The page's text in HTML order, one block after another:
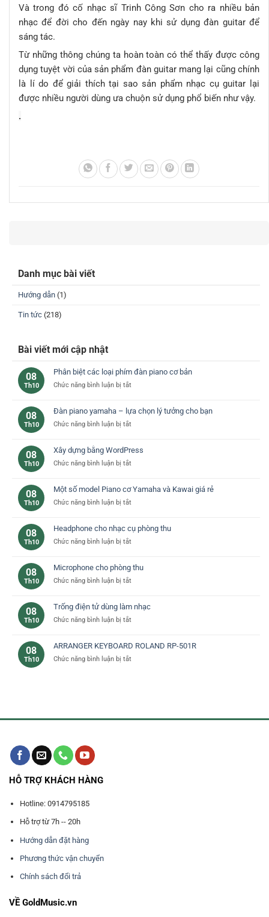
Và trong đó cố nhạc sĩ Trinh Công Sơn cho ra nhiều bản
nhạc để đời cho đến ngày nay khi sử dụng đàn guitar để
sáng tác.
Từ những thông chúng ta hoàn toàn có thể thấy được công
dụng tuyệt vời của sản phẩm đàn guitar mang lại cũng chính
là lí do để giải thích tại sao sản phẩm nhạc cụ guitar lại
được nhiều người dùng ưa chuộn sử dụng phổ biến như vậy.
.
Danh mục bài viết
Hướng dẫn (1)
Tin tức (218)
Bài viết mới cập nhật
08
Th10
Phân biệt các loại phím đàn piano cơ bản
Chức năng bình luận bị tắtở
các
loại
cơ
08
Th10
Đàn piano yamaha – lựa chọn lý tưởng cho bạn
Chức năng bình luận bị tắtở
yamaha
–
chọn
tưởng
bạn
08
Th10
Xây dựng bằng WordPress
Chức năng bình luận bị tắtở
bằng
WordPress
08
Th10
Một số model Piano cơ Yamaha và Kawai giá rẻ
Chức năng bình luận bị tắtở
model
Piano
Yamaha
Kawai
rẻ
08
Th10
Headphone cho nhạc cụ phòng thu
Chức năng bình luận bị tắtở
nhạc
cụ
thu
08
Th10
Microphone cho phòng thu
Chức năng bình luận bị tắtở
phòng
thu
08
Th10
Trống điện tử dùng làm nhạc
Chức năng bình luận bị tắtở
tử
dùng
08
Th10
ARRANGER KEYBOARD ROLAND RP-501R
Chức năng bình luận bị tắtở
HỖ TRỢ KHÁCH HÀNG
Hotline: 0914795185
Hỗ trợ từ 7h -- 20h
Hướng dẫn đặt hàng
Phương thức vận chuyển
Chính sách đổi trả
VỀ GoldMusic.vn